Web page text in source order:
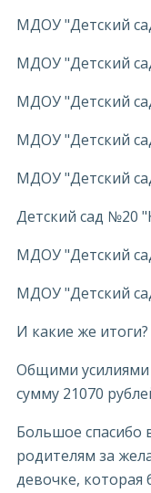
МДОУ "Детский
МДОУ "Детский
МДОУ "Детский
МДОУ "Детский
МДОУ "Детский
Детский сад №20
МДОУ "Детский
МДОУ "Детский
И какие же итоги?
Общими усилиями
сумму 21070
Большое спасибо
родителям за
девочке, которая